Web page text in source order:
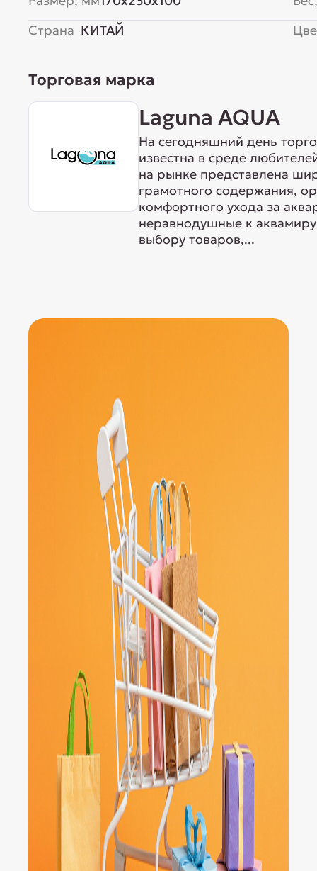
Страна КИТАЙ
Торговая марка
Laguna AQUA
На сегодняшний день
известна в среде
на рынке представлена
грамотного содержания,
комфортного ухода за
неравнодушные к
выбору товаров,...